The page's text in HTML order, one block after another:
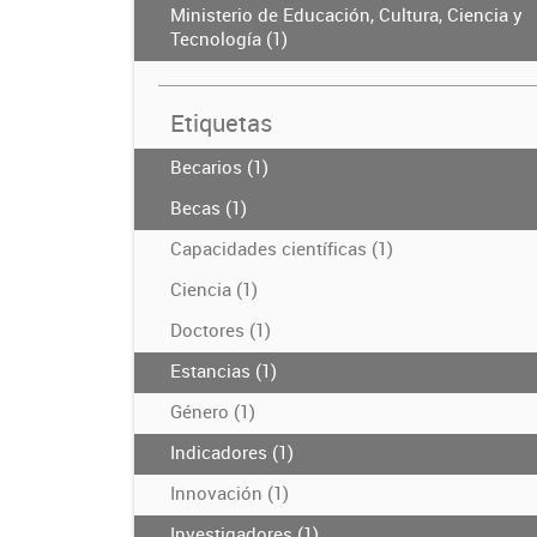
Ministerio de Educación, Cultura, Ciencia y
Tecnología (1)
Etiquetas
Becarios (1)
Becas (1)
Capacidades científicas (1)
Ciencia (1)
Doctores (1)
Estancias (1)
Género (1)
Indicadores (1)
Innovación (1)